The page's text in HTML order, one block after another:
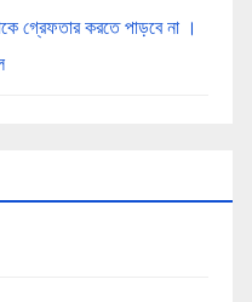
গ্রেফতার করতে পাড়বে না ।